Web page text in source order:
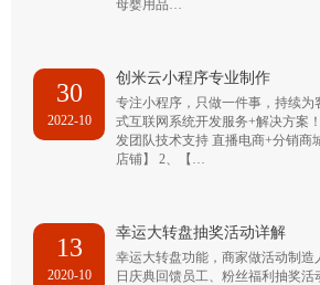
母婴用品…
30
2022-10
创米云小程序专业制作
专注小程序，只做一件事，持续
式互联网系统开发服务+解决方案
发团队技术支持 直播电商+分销商
店铺】 2、【…
13
2020-10
幸运大转盘抽奖活动详解
幸运大转盘功能，商家做活动制造
日庆典回馈员工、粉丝福利抽奖活